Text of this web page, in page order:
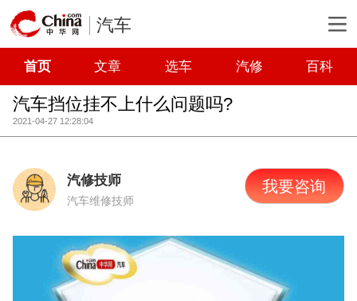
汽车
首页 文章 选车 汽修 百科
汽车挡位挂不上什么问题吗?
2021-04-27 12:28:04
汽修技师
汽车维修技师
我要咨询